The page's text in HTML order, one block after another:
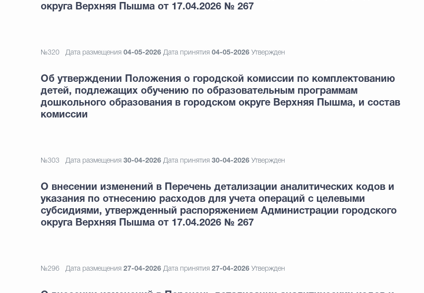
округа Верхняя Пышма от 17.04.2026 № 267
№320 Дата размещения 04-05-2026 Дата принятия 04-05-2026 Утвержден
Об утверждении Положения о городской комиссии по комплектованию
детей, подлежащих обучению по образовательным программам
дошкольного образования в городском округе Верхняя Пышма, и состав
комиссии
№303 Дата размещения 30-04-2026 Дата принятия 30-04-2026 Утвержден
О внесении изменений в Перечень детализации аналитических кодов и
указания по отнесению расходов для учета операций с целевыми
субсидиями, утвержденный распоряжением Администрации городского
округа Верхняя Пышма от 17.04.2026 № 267
№296 Дата размещения 27-04-2026 Дата принятия 27-04-2026 Утвержден